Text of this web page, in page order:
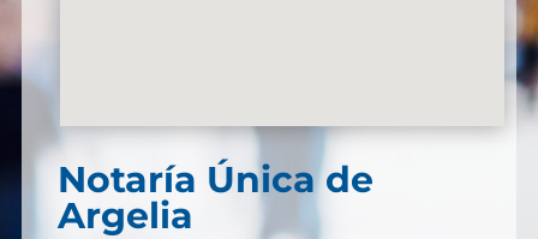
Notaría Única de
Argelia